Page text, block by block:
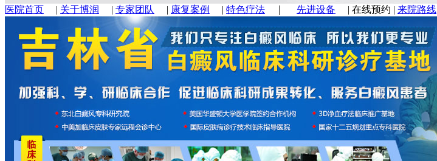
医院首页 | 关于博润 | 专家团队 | 康复案例 | 特色疗法 先进设备 | 在线预约 | 来院路线